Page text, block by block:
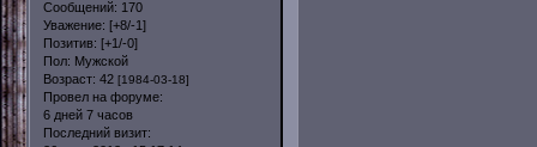
Сообщений: 170
Уважение: [+8/-1]
Позитив: [+1/-0]
Пол: Мужской
Возраст: 42 [1984-03-18]
Провел на форуме:
6 дней 7 часов
Последний визит: